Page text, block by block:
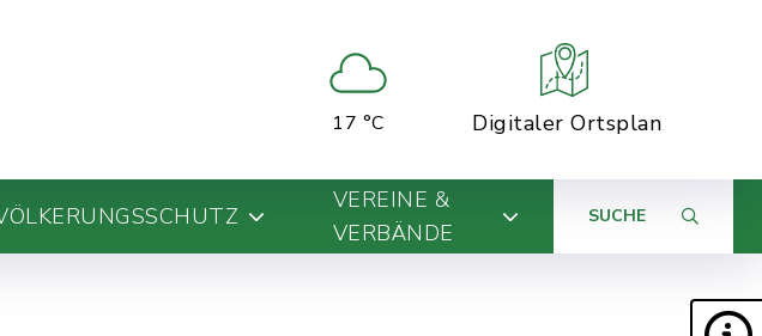
17 °C Digitaler Ortsplan
VEREINE &
VERBÄNDE
SUCHE